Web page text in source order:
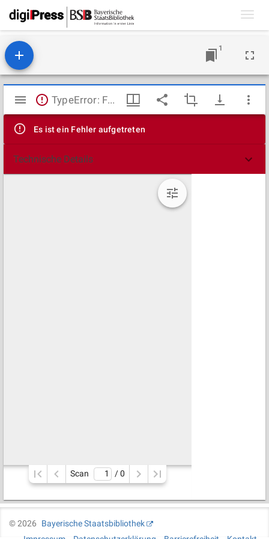
1
Mirador
Viewer
TypeError: Failed to fetch
Es ist ein Fehler aufgetreten
Technische Details
Scan / 0
©2026
Bayerische Staatsbibliothek